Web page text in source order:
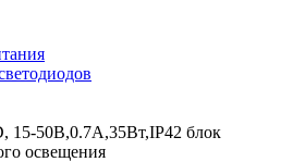
15-50В,0.7А,35Вт,IP42 блок
освещения